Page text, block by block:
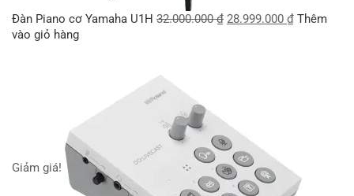
Đàn Piano cơ Yamaha U1H 32.000.000₫ 28.999.000 ₫ Thêm
vào giỏ hàng
Giảm giá!